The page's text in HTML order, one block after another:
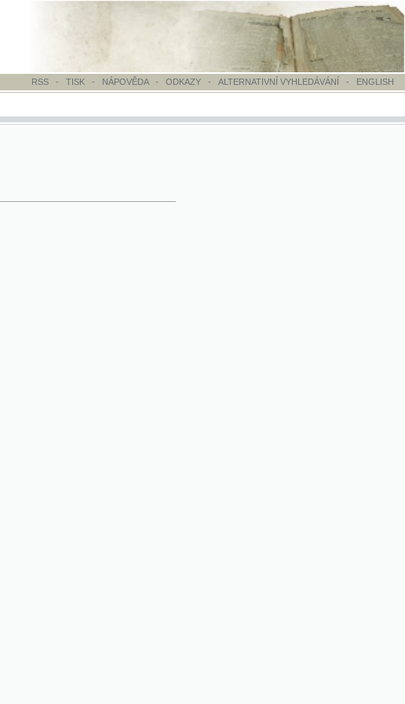
TISK-NÁPOVĚDA - ODKAZY - ALTERNATIVNÍ VYHLEDÁVÁNÍ- ENGLISH